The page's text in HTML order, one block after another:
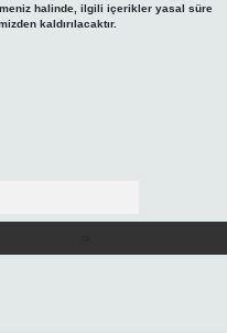
halinde, ilgili içerikler yasal süre
kaldırılacaktır.